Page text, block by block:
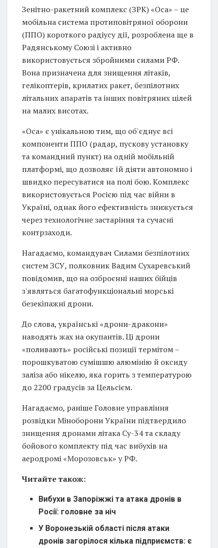
Зенітно-ракетний комплекс (ЗРК) «Оса» – це
мобільна система протиповітряної оборони
(ППО) короткого радіусу дії, розроблена ще в
Радянському Союзі і активно
використовується збройними силами РФ.
Вона призначена для знищення літаків,
гелікоптерів, крилатих ракет, безпілотних
літальних апаратів та інших повітряних цілей
на малих висотах.
«Оса» є унікальною тим, що об'єднує всі
компоненти ППО (радар, пускову установку
та командний пункт) на одній мобільній
платформі, що дозволяє їй діяти автономно і
швидко пересуватися на полі бою. Комплекс
використовується Росією під час війни в
Україні, однак його ефективність знижується
через технологічне застаріння та сучасні
контрзаходи.
Нагадаємо, командувач Силами безпілотних
систем ЗСУ, полковник Вадим Сухаревський
повідомив, що на озброєнні наших бійців
з'являться багатофункціональні морські
безекіпажні дрони.
До слова, українські «дрони-дракони»
наводять жах на окупантів. Ці дрони
«поливають» російські позиції термітом –
порошкуватою сумішшю алюмінію й оксиду
заліза або нікелю, яка горить з температурою
до 2200 градусів за Цельсієм.
Нагадаємо, раніше Головне управління
розвідки Міноборони України підтвердило
знищення дронами літака Су-34 та складу
бойового комплекту під час вибухів на
аеродромі «Морозовськ» у РФ.
Читайте також:
Вибухи в Запоріжжі та атака дронів в
Росії: головне за ніч
У Воронезькій області після атаки
дронів загорілося кілька підприємств: є